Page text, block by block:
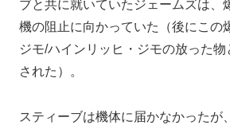
ブと共に就いていたジェームズは、
機の阻止に向かっていた（後にこの
ジモ/ハインリッヒ・ジモの放った
された）。
スティーブは機体に届かなかったが